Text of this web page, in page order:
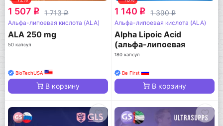
1 507 q 1 713q
Альфа-липоевая кислота (ALA)
ALA 250 mg
50 капсул
BioTechUSA
В корзину
1 140 q 1 390q
Альфа-липоевая кислота (ALA)
Alpha Lipoic Acid
(альфа-липоевая
кислота)
180 капсул
Be First
В корзину